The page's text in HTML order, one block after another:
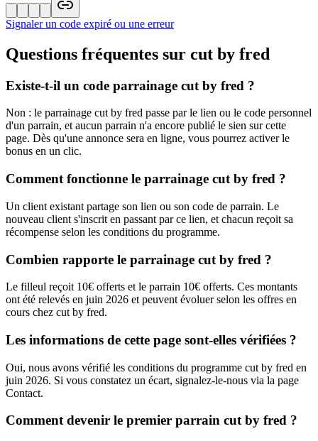
Signaler un code expiré ou une erreur
Questions fréquentes sur cut by fred
Existe-t-il un code parrainage cut by fred ?
Non : le parrainage cut by fred passe par le lien ou le code personnel
d'un parrain, et aucun parrain n'a encore publié le sien sur cette
page. Dès qu'une annonce sera en ligne, vous pourrez activer le
bonus en un clic.
Comment fonctionne le parrainage cut by fred ?
Un client existant partage son lien ou son code de parrain. Le
nouveau client s'inscrit en passant par ce lien, et chacun reçoit sa
récompense selon les conditions du programme.
Combien rapporte le parrainage cut by fred ?
Le filleul reçoit 10€ offerts et le parrain 10€ offerts. Ces montants
ont été relevés en juin 2026 et peuvent évoluer selon les offres en
cours chez cut by fred.
Les informations de cette page sont-elles vérifiées ?
Oui, nous avons vérifié les conditions du programme cut by fred en
juin 2026. Si vous constatez un écart, signalez-le-nous via la page
Contact.
Comment devenir le premier parrain cut by fred ?